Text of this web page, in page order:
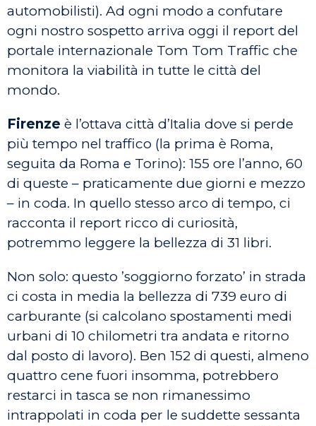
automobilisti). Ad ogni modo a confutare
ogni nostro sospetto arriva oggi il report del
portale internazionale Tom Tom Traffic che
monitora la viabilità in tutte le città del
mondo.
Firenze è l’ottava città d’Italia dove si perde
più tempo nel traffico (la prima è Roma,
seguita da Roma e Torino): 155 ore l’anno, 60
di queste – praticamente due giorni e mezzo
– in coda. In quello stesso arco di tempo, ci
racconta il report ricco di curiosità,
potremmo leggere la bellezza di 31 libri.
Non solo: questo ’soggiorno forzato’ in strada
ci costa in media la bellezza di 739 euro di
carburante (si calcolano spostamenti medi
urbani di 10 chilometri tra andata e ritorno
dal posto di lavoro). Ben 152 di questi, almeno
quattro cene fuori insomma, potrebbero
restarci in tasca se non rimanessimo
intrappolati in coda per le suddette sessanta